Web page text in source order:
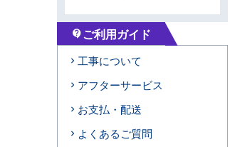
contact_support ご利用ガイド
工事について
アフターサービス
お支払・配送
よくあるご質問